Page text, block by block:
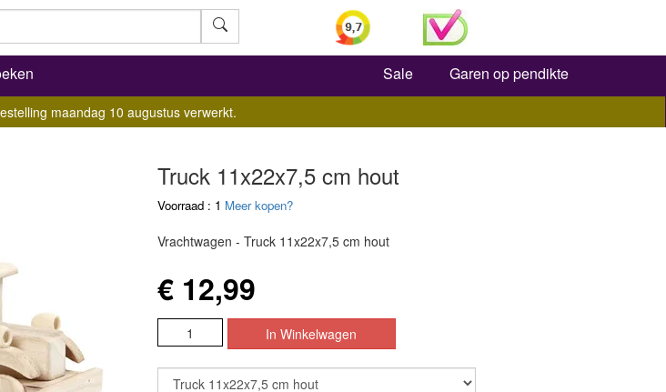
Zoeken
Sale Garen op pendikte
maandag 10 augustus verwerkt.
Truck 11x22x7,5 cm hout
Voorraad : 1 Meer kopen?
Vrachtwagen - Truck 11x22x7,5 cm hout
€ 12,99